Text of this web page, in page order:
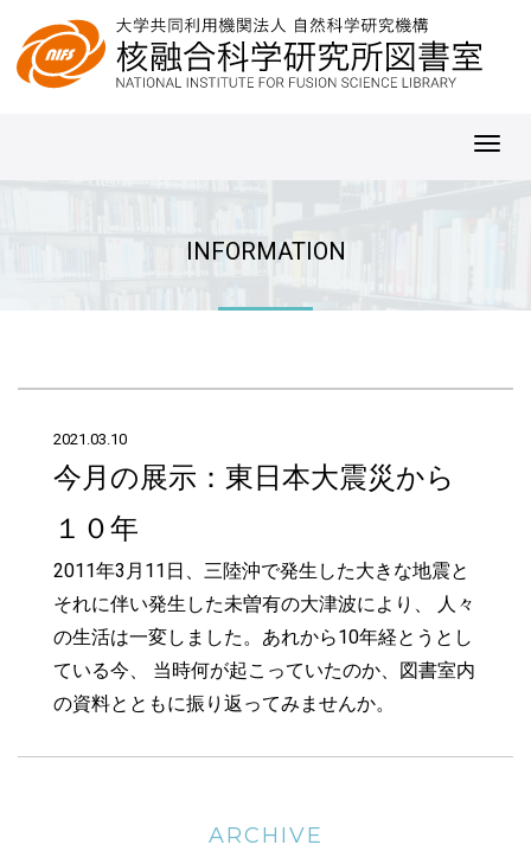
INFORMATION
2021.03.10
今月の展示：東日本大震災から
１０年
2011年3月11日、三陸沖で発生した大きな地震と
それに伴い発生した未曽有の大津波により、 人々
の生活は一変しました。あれから10年経とうとし
ている今、 当時何が起こっていたのか、図書室内
の資料とともに振り返ってみませんか。
ARCHIVE